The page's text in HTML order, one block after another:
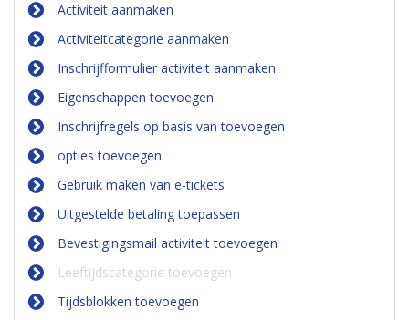
Activiteit aanmaken
Activiteitcategorie aanmaken
Inschrijfformulier activiteit aanmaken
Eigenschappen toevoegen
Inschrijfregels op basis van toevoegen
opties toevoegen
Gebruik maken van e-tickets
Uitgestelde betaling toepassen
Bevestigingsmail activiteit toevoegen
Leeftijdscategorie toevoegen
Tijdsblokken toevoegen